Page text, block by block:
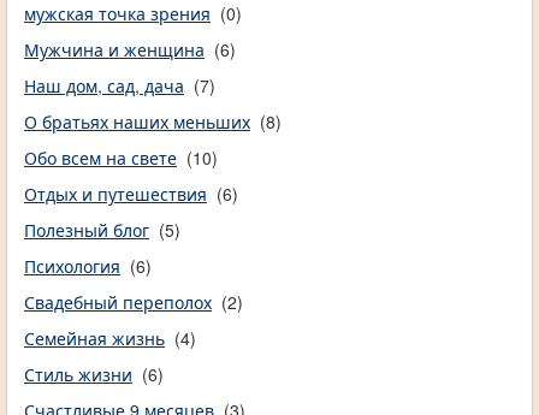
мужская точка зрения (0)
Мужчина и женщина (6)
Наш дом, сад, дача (7)
О братьях наших меньших (8)
Обо всем на свете (10)
Отдых и путешествия (6)
Полезный блог (5)
Психология (6)
Свадебный переполох (2)
Семейная жизнь (4)
Стиль жизни (6)